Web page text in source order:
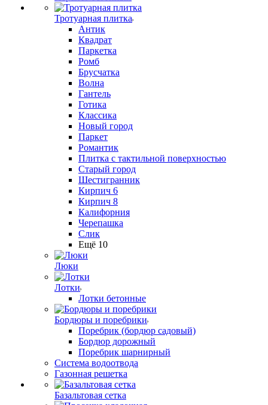
Тротуарная плитка
Антик
Квадрат
Паркетка
Ромб
Брусчатка
Волна
Гантель
Готика
Классика
Новый город
Паркет
Романтик
Плитка с тактильной поверхностью
Старый город
Шестигранник
Кирпич 6
Кирпич 8
Калифорния
Черепашка
Слик
Ещё 10
Люки
Лотки
Лотки бетонные
Бордюры и поребрики
Поребрик (бордюр садовый)
Бордюр дорожный
Поребрик шарнирный
Система водоотвода
Газонная решетка
Базальтовая сетка